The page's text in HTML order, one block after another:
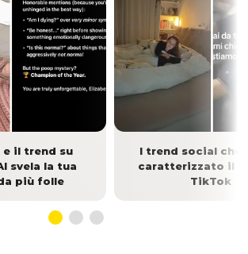
e il trend su
svela la tua
più folle
I trend social che
caratterizzato il
TikTok